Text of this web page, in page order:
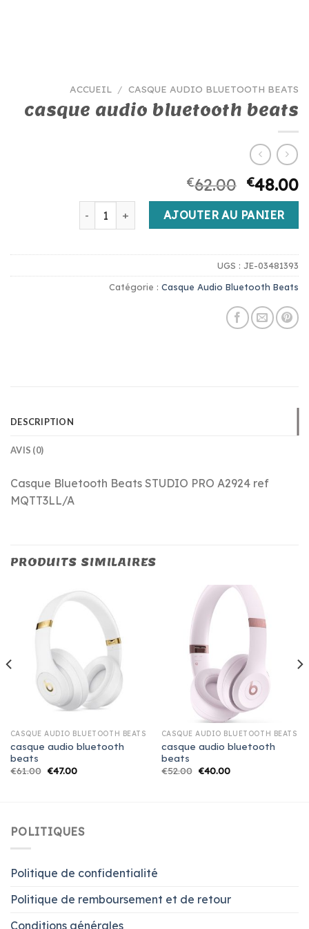
ACCUEIL / CASQUE AUDIO BLUETOOTH BEATS
casque audio bluetooth beats
€62.00 €48.00
quantité de casque audio bluetooth beats
AJOUTER AU PANIER
UGS : JE-03481393
Catégorie : Casque Audio Bluetooth Beats
DESCRIPTION
AVIS (0)
Casque Bluetooth Beats STUDIO PRO A2924 ref
MQTT3LL/A
PRODUITS SIMILAIRES
CASQUE AUDIO BLUETOOTH BEATS
casque audio bluetooth
beats
€61.00 €47.00
CASQUE AUDIO BLUETOOTH BEATS
casque audio bluetooth
beats
€52.00 €40.00
POLITIQUES
Politique de confidentialité
Politique de remboursement et de retour
Conditions générales